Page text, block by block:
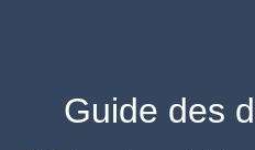
Guide des